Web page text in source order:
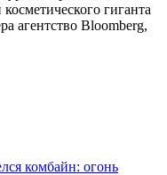
гиганта
агентство Bloomberg,
комбайн: огонь